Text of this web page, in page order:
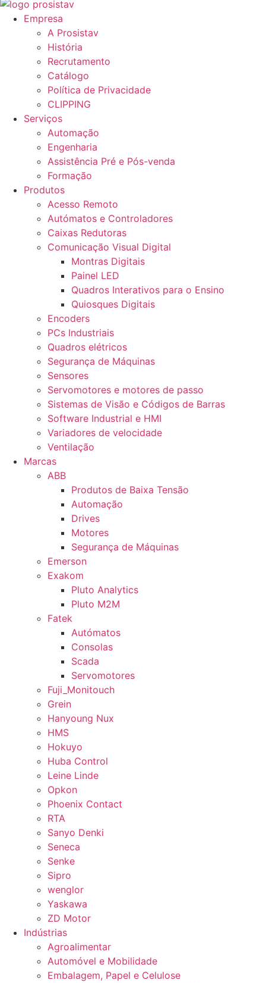
Empresa
A Prosistav
História
Recrutamento
Catálogo
Política de Privacidade
CLIPPING
Serviços
Automação
Engenharia
Assistência Pré e Pós-venda
Formação
Produtos
Acesso Remoto
Autómatos e Controladores
Caixas Redutoras
Comunicação Visual Digital
Montras Digitais
Painel LED
Quadros Interativos para o Ensino
Quiosques Digitais
Encoders
PCs Industriais
Quadros elétricos
Segurança de Máquinas
Sensores
Servomotores e motores de passo
Sistemas de Visão e Códigos de Barras
Software Industrial e HMI
Variadores de velocidade
Ventilação
Marcas
ABB
Produtos de Baixa Tensão
Automação
Drives
Motores
Segurança de Máquinas
Emerson
Exakom
Pluto Analytics
Pluto M2M
Fatek
Autómatos
Consolas
Scada
Servomotores
Fuji_Monitouch
Grein
Hanyoung Nux
HMS
Hokuyo
Huba Control
Leine Linde
Opkon
Phoenix Contact
RTA
Sanyo Denki
Seneca
Senke
Sipro
wenglor
Yaskawa
ZD Motor
Indústrias
Agroalimentar
Automóvel e Mobilidade
Embalagem, Papel e Celulose